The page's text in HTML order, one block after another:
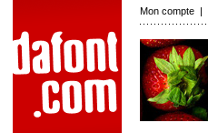
Mon compte |